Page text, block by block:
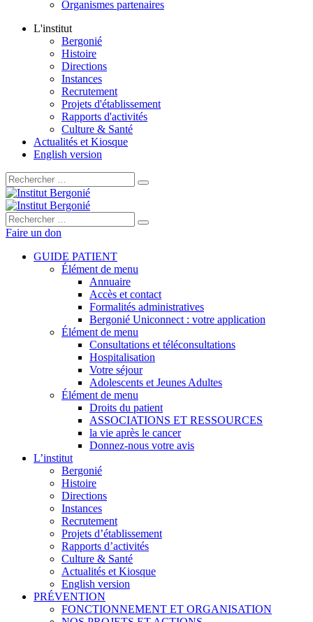
Organismes partenaires
L'institut
Bergonié
Histoire
Directions
Instances
Recrutement
Projets d'établissement
Rapports d'activités
Culture & Santé
Actualités et Kiosque
English version
Rechercher :
Rechercher :
Faire un don
GUIDE PATIENT
Élément de menu
Annuaire
Accès et contact
Formalités administratives
Bergonié Uniconnect : votre application
Élément de menu
Consultations et téléconsultations
Hospitalisation
Votre séjour
Adolescents et Jeunes Adultes
Élément de menu
Droits du patient
ASSOCIATIONS ET RESSOURCES
la vie après le cancer
Donnez-nous votre avis
L’institut
Bergonié
Histoire
Directions
Instances
Recrutement
Projets d’établissement
Rapports d’activités
Culture & Santé
Actualités et Kiosque
English version
PRÉVENTION
FONCTIONNEMENT ET ORGANISATION